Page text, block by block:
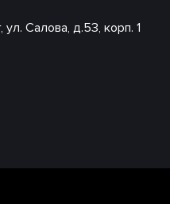
ул. Салова, д.53, корп. 1